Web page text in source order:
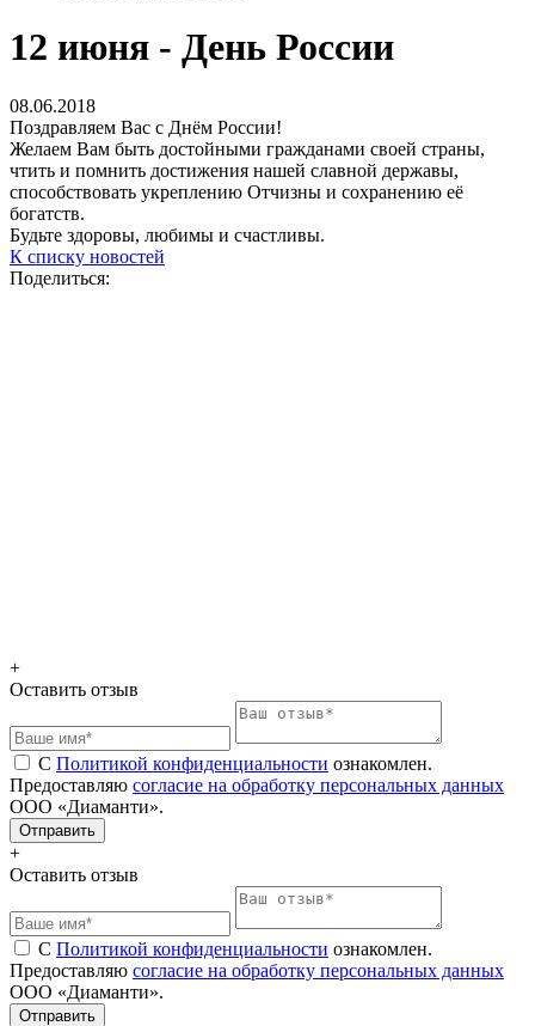
12 июня - День России
08.06.2018
Поздравляем Вас с Днём России!
Желаем Вам быть достойными гражданами своей страны,
чтить и помнить достижения нашей славной державы,
способствовать укреплению Отчизны и сохранению её
богатств.
Будьте здоровы, любимы и счастливы.
К списку новостей
Поделиться:
+
Оставить отзыв
С Политикой конфиденциальности ознакомлен.
Предоставляю согласие на обработку персональных данных
ООО «Диаманти».
+
Оставить отзыв
С Политикой конфиденциальности ознакомлен.
Предоставляю согласие на обработку персональных данных
ООО «Диаманти».